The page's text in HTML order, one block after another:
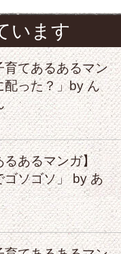
います
てあるあるマン
配った？」by ん
るあるマンガ】
ゴソゴソ」 by あ